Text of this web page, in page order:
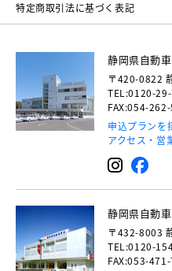
特定商取引法に基づく表記
静岡県自動
〒420-0822
TEL:0120-
FAX:054-
申込プランを
アクセス・営
静岡県自動
〒432-8003
TEL:0120-
FAX:053-